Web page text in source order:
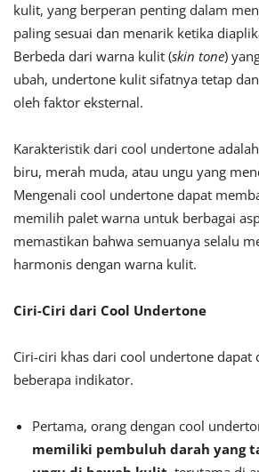
kulit, yang berperan penting dalam
paling sesuai dan menarik ketika
Berbeda dari warna kulit (skin tone)
ubah, undertone kulit sifatnya tetap
oleh faktor eksternal.
Karakteristik dari cool undertone
biru, merah muda, atau ungu yang
Mengenali cool undertone dapat
memilih palet warna untuk berbagai
memastikan bahwa semuanya selalu
harmonis dengan warna kulit.
Ciri-Ciri dari Cool Undertone
Ciri-ciri khas dari cool undertone dapat
beberapa indikator.
Pertama, orang dengan cool
memiliki pembuluh darah yang